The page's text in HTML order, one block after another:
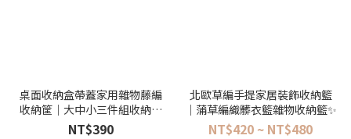
桌面收納盒帶蓋家用雜物藤編
收納筐｜大中小三件組收納更
整齊✨
NT$390
北歐草編手提家居裝飾收納籃
｜蒲草編織髒衣籃雜物收納籃✨
NT$420 ~ NT$480